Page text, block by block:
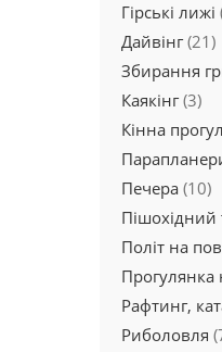
Гірські лижі
Дайвінг(21)
Збирання
Каякінг(3)
Кінна
Печера (10)
Пішохідний
Політ на
Прогулянка
Рафтинг,
Риболовля